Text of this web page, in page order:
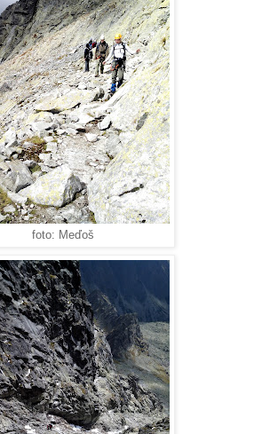
foto: Meďoš